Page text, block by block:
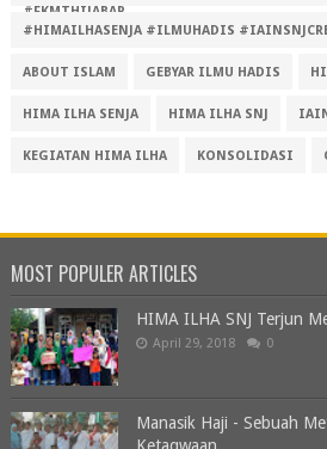
#FKMTHIJABAR
#HIMAILHASENJA #ILMUHADIS
ABOUT ISLAM GEBYAR ILMU HADIS
HIMA ILHA SENJA HIMA ILHA SNJ
KEGIATAN HIMA ILHA KONSOLIDASI
MOST POPULER ARTICLES
HIMA ILHA SNJ Terjun
April 29, 2018 0
Manasik Haji - Sebuah